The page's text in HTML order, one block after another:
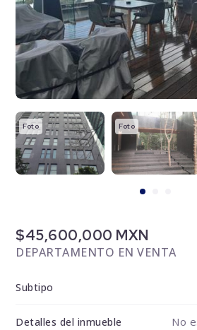
Foto Foto
$45,600,000 MXN
DEPARTAMENTO EN VENTA
Subtipo
Detalles del inmueble No